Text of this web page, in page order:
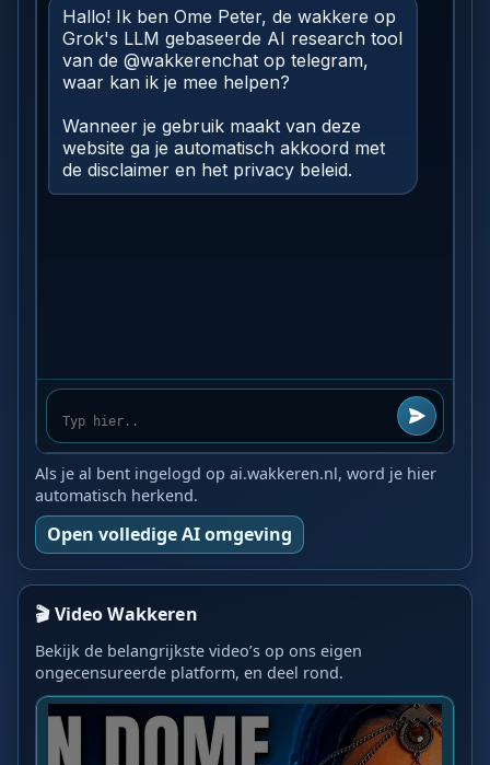
Als je al bent ingelogd op ai.wakkeren.nl, word je hier
automatisch herkend.
Open volledige AI omgeving
🎬 Video Wakkeren
Bekijk de belangrijkste video’s op ons eigen
ongecensureerde platform, en deel rond.